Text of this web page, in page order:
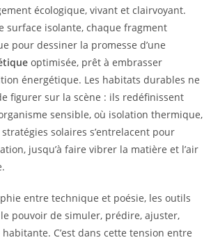
écologique, vivant et clairvoyant.
surface isolante, chaque fragment
pour dessiner la promesse d’une
optimisée, prêt à embrasser
énergétique. Les habitats durables ne
figurer sur la scène : ils redéfinissent
sensible, où isolation thermique,
solaires s’entrelacent pour
jusqu’à faire vibrer la matière et l’air
entre technique et poésie, les outils
pouvoir de simuler, prédire, ajuster,
C’est dans cette tension entre